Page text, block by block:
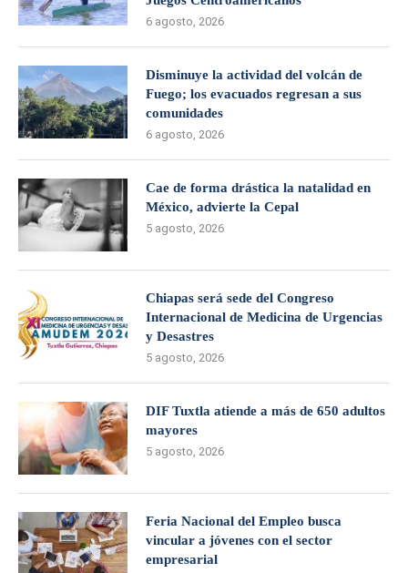
6 agosto, 2026
Disminuye la actividad del volcán de
Fuego; los evacuados regresan a sus
comunidades
6 agosto, 2026
Cae de forma drástica la natalidad en
México, advierte la Cepal
5 agosto, 2026
Chiapas será sede del Congreso
Internacional de Medicina de Urgencias
y Desastres
5 agosto, 2026
DIF Tuxtla atiende a más de 650 adultos
mayores
5 agosto, 2026
Feria Nacional del Empleo busca
vincular a jóvenes con el sector
empresarial